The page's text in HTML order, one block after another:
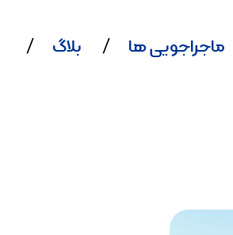
ماجراجویی ها
بلاگ